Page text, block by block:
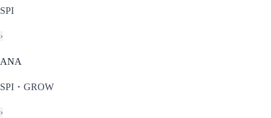
SPI
›
ANA
SPI・GROW
›